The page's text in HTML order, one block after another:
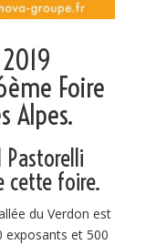
Foire
Alpes.
Pastorelli
cette foire.
du Verdon est
exposants et 500